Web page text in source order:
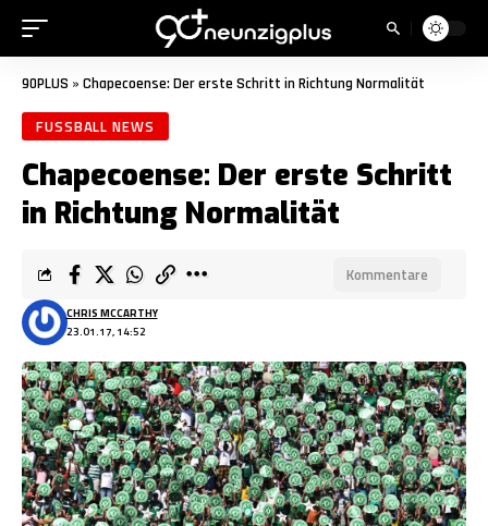
90PLUS » Chapecoense: Der erste Schritt in Richtung Normalität
FUSSBALL NEWS
Chapecoense: Der erste Schritt
in Richtung Normalität
23.01.17, 14:52
CHRIS MCCARTHY
Kommentare